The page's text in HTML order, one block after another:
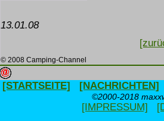
13.01.08
© 2008 Camping-Channel
[STARTSEITE] [NACHRICHTEN]
©2000-2018
[IMPRESSUM]